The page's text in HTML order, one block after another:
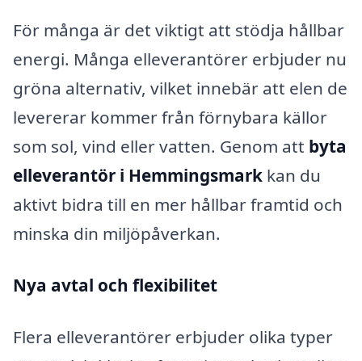
För många är det viktigt att stödja hållbar
energi. Många elleverantörer erbjuder nu
gröna alternativ, vilket innebär att elen de
levererar kommer från förnybara källor
som sol, vind eller vatten. Genom att byta
elleverantör i Hemmingsmark kan du
aktivt bidra till en mer hållbar framtid och
minska din miljöpåverkan.
Nya avtal och flexibilitet
Flera elleverantörer erbjuder olika typer